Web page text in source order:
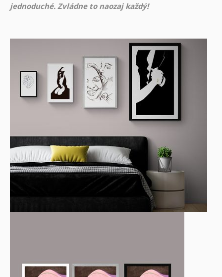
jednoduché. Zvládne to naozaj každý!